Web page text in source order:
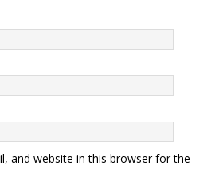
and website in this browser for the